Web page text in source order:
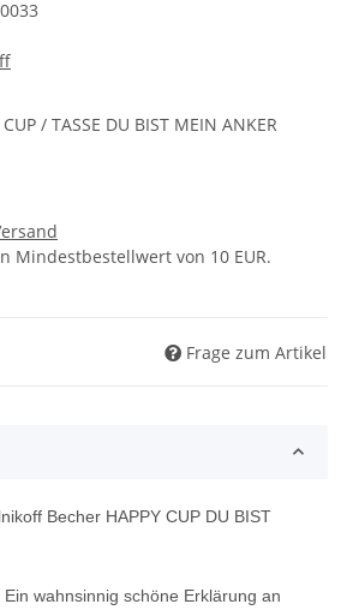
/ TASSE DU BIST MEIN ANKER
Mindestbestellwert von 10 EUR.
Frage zum Artikel
Becher HAPPY CUP DU BIST
wahnsinnig schöne Erklärung an